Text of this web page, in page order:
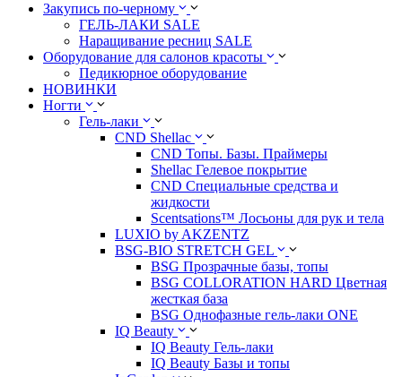
Закупись по-черному
ГЕЛЬ-ЛАКИ SALE
Наращивание ресниц SALE
Оборудование для салонов красоты
Педикюрное оборудование
НОВИНКИ
Ногти
Гель-лаки
CND Shellac
CND Топы. Базы. Праймеры
Shellac Гелевое покрытие
CND Специальные средства и
жидкости
Scentsations™ Лосьоны для рук и тела
LUXIO by AKZENTZ
BSG-BIO STRETCH GEL
BSG Прозрачные базы, топы
BSG COLLORATION HARD Цветная
жесткая база
BSG Однофазные гель-лаки ONE
IQ Beauty
IQ Beauty Гель-лаки
IQ Beauty Базы и топы